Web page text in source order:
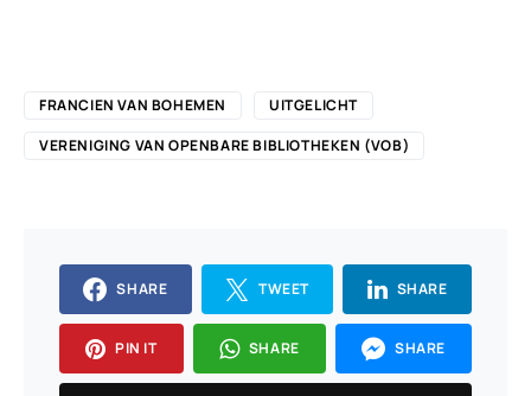
FRANCIEN VAN BOHEMEN
UITGELICHT
VERENIGING VAN OPENBARE BIBLIOTHEKEN (VOB)
SHARE TWEET SHARE
PIN IT SHARE SHARE